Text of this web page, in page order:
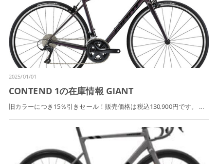
2025/01/01
CONTEND 1の在庫情報 GIANT
旧カラーにつき15％引きセール！販売価格は税込130,900円です。 ...